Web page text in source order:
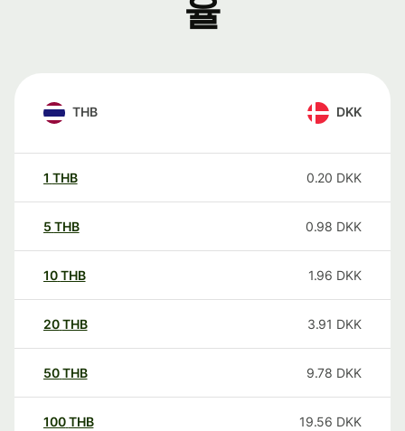
율
THB DKK
1 THB 0.20 DKK
5 THB 0.98 DKK
10THB 1.96 DKK
20THB 3.91 DKK
50THB 9.78 DKK
100THB 19.56 DKK